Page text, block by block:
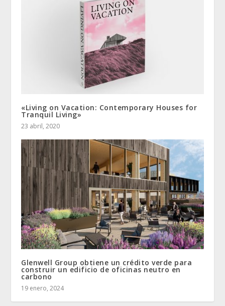
«Living on Vacation: Contemporary Houses for
Tranquil Living»
23 abril, 2020
Glenwell Group obtiene un crédito verde para
construir un edificio de oficinas neutro en
carbono
19 enero, 2024